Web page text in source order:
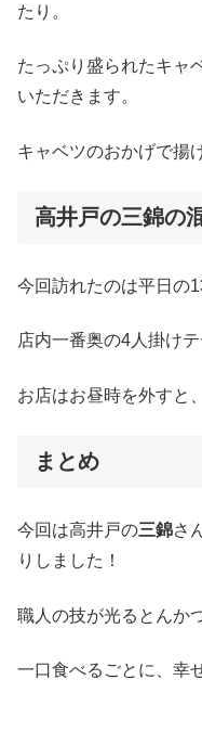
たり。
たっぷり盛られたキャ
いただきます。
キャベツのおかげで揚
高井戸の三錦の
今回訪れたのは平日の
店内一番奥の4人掛け
お店はお昼時を外すと
まとめ
今回は高井戸の三錦さ
りしました！
職人の技が光るとんか
一口食べるごとに、幸